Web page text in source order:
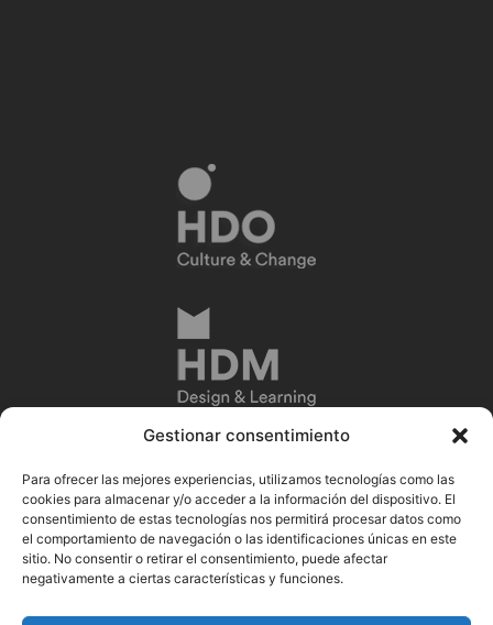
Gestionar consentimiento
Para ofrecer las mejores experiencias, utilizamos tecnologías como las
cookies para almacenar y/o acceder a la información del dispositivo. El
consentimiento de estas tecnologías nos permitirá procesar datos como
el comportamiento de navegación o las identificaciones únicas en este
sitio. No consentir o retirar el consentimiento, puede afectar
negativamente a ciertas características y funciones.